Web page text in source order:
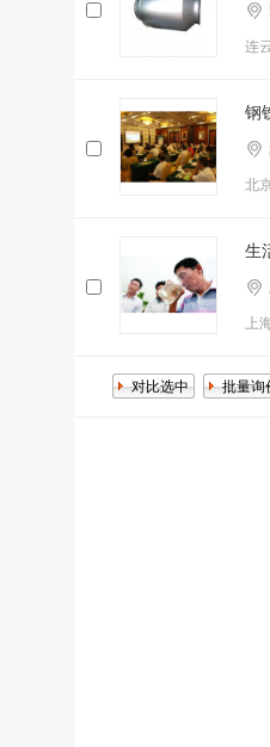
连
钢
北
生
上